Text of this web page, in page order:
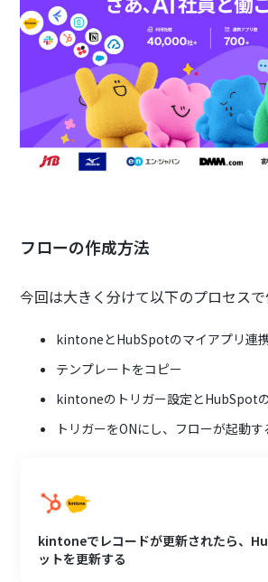
フローの作成方法
今回は大きく分けて以下のプロセスで
kintoneとHubSpotのマイアプリ連
テンプレートをコピー
kintoneのトリガー設定とHubSpot
トリガーをONにし、フローが起動
kintoneでレコードが更新されたら、
ットを更新する